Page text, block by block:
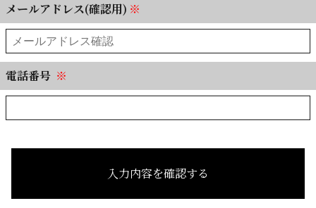
メールアドレス(確認用) ※
電話番号 ※
入力内容を確認する